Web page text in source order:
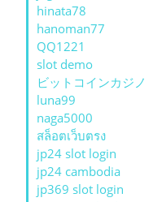
hinata78
hanoman77
QQ1221
slot demo
ビットコインカジノ
luna99
naga5000
สล็อตเว็บตรง
jp24 slot login
jp24 cambodia
jp369 slot login